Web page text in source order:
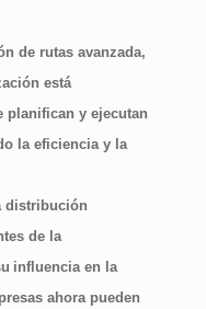
de rutas avanzada,
está
planifican y ejecutan
la eficiencia y la
distribución
de la
influencia en la
ahora pueden